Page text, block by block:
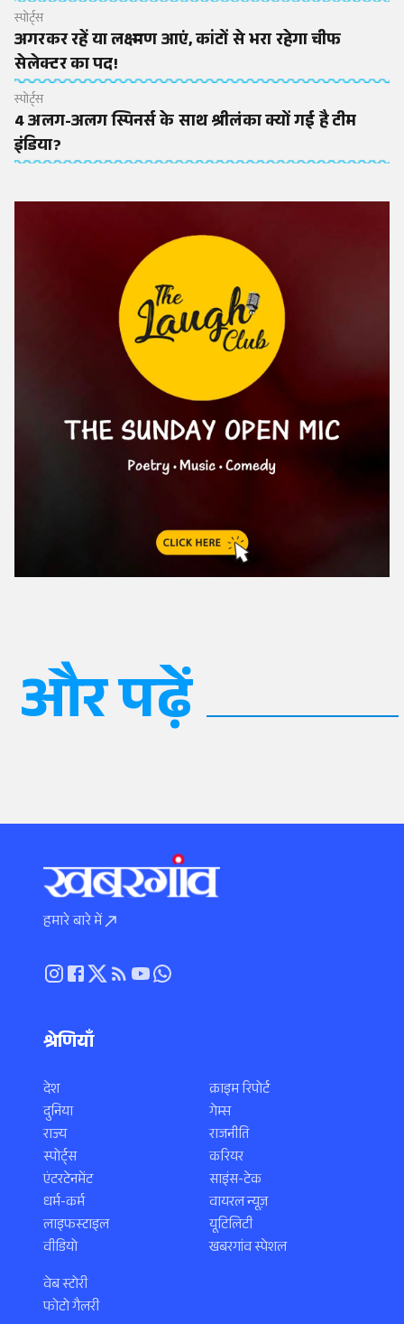
स्पोर्ट्स
अगरकर रहें या लक्ष्मण आएं, कांटों से भरा रहेगा चीफ
सेलेक्टर का पद!
स्पोर्ट्स
4 अलग-अलग स्पिनर्स के साथ श्रीलंका क्यों गई है टीम
इंडिया?
और पढ़ें
हमारे बारे में
श्रेणियाँ
देश
दुनिया
राज्य
स्पोर्ट्स
एंटरटेनमेंट
धर्म-कर्म
लाइफस्टाइल
वीडियो
क्राइम रिपोर्ट
गेम्स
राजनीति
करियर
साइंस-टेक
वायरल न्यूज़
यूटिलिटी
खबरगांव स्पेशल
वेब स्टोरी
फोटो गैलरी